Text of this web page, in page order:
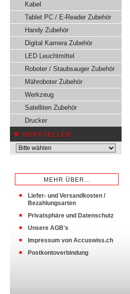
Kabel
Tablet PC / E-Reader Zubehör
Handy Zubehör
Digital Kamera Zubehör
LED Leuchtmittel
Roboter / Staubsauger Zubehör
Mähroboter Zubehör
Werkzeug
Satelliten Zubehör
Drucker
HERSTELLER
MEHR ÜBER...
Liefer- und Versandkosten /
Bezahlungsarten
Privatsphäre und Datenschutz
Unsere AGB's
Impressum von Accuswiss.ch
Postkontoverbindung